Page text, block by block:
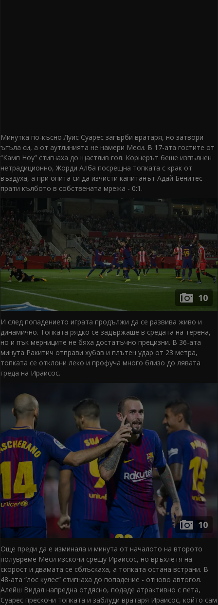
Минутка по-късно Луис Суарес загърби вратаря, но затвори
ъгъла си, а от аутлинията не намери Меси. В 17-ата гостите от
“Камп Ноу” стигнаха до щастлив гол. Корнерът беше изпълнен
нетрадиционно, Жорди Алба посрещна топката с крак от
въздуха, а при опита си да изчисти капитанът Адай Бенитес
прати кълбото в собствената мрежа - 0:1.
10
И след попадението играта продължи да се развива живо и
динамично. Топката рядко се задържаше в средата на терена,
но и пък мерниците не бяха достатъчно прецизни. В 36-ата
минута Ракитич отправи хубав и плътен удар от 23 метра,
топката се отклони леко и профуча много близо до лявата
греда на Ираисос.
10
Още преди да е изминала и минута от началото на второто
полувреме Меси изскочи срещу Ираисос, но връхлетя на
скорост и двамата се сблъскаха, а топката остана встрани. В
48-ата “лос кулес” стигнаха до попадение - отново автогол.
Алейш Видал напредна отдясно, подаде атрактивно с пета,
Суарес прескочи топката и заблуди вратаря Ираисос, който сам